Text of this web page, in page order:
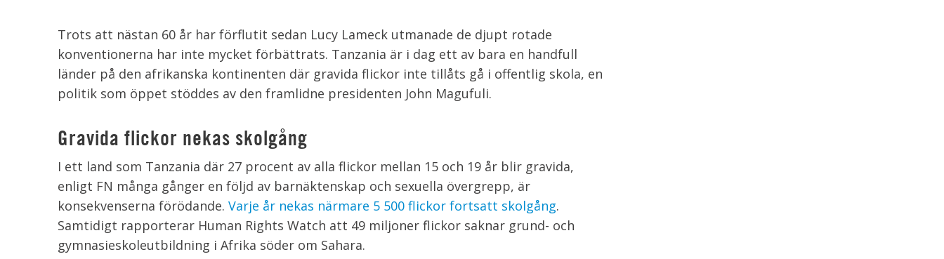
Trots att nästan 60 år har förflutit sedan Lucy Lameck utmanade de djupt rotade
konventionerna har inte mycket förbättrats. Tanzania är i dag ett av bara en handfull
länder på den afrikanska kontinenten där gravida flickor inte tillåts gå i offentlig skola, en
politik som öppet stöddes av den framlidne presidenten John Magufuli.
Gravida flickor nekas skolgång
I ett land som Tanzania där 27 procent av alla flickor mellan 15 och 19 år blir gravida,
enligt FN många gånger en följd av barnäktenskap och sexuella övergrepp, är
konsekvenserna förödande. Varje år nekas närmare 5 500 flickor fortsatt skolgång.
Samtidigt rapporterar Human Rights Watch att 49 miljoner flickor saknar grund- och
gymnasieskoleutbildning i Afrika söder om Sahara.